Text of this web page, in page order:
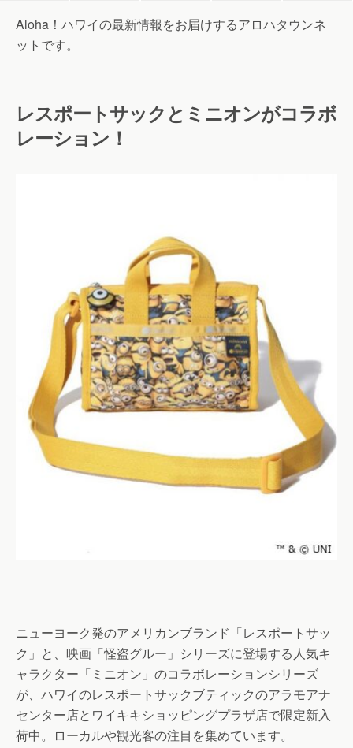
Aloha！ハワイの最新情報をお届けするアロハタウンネ
ットです。
レスポートサックとミニオンがコラボ
レーション！
ニューヨーク発のアメリカンブランド「レスポートサッ
ク」と、映画「怪盗グルー」シリーズに登場する人気キ
ャラクター「ミニオン」のコラボレーションシリーズ
が、ハワイのレスポートサックブティックのアラモアナ
センター店とワイキキショッピングプラザ店で限定新入
荷中。ローカルや観光客の注目を集めています。